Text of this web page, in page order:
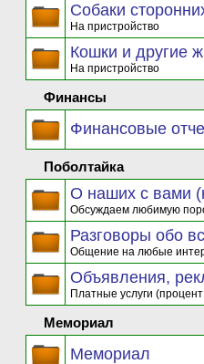
Собаки
На пристройство
Кошки и другие
На пристройство
Финансы
Финансовые
Поболтайка
О наших с вами
Обсуждаем любимую
Разговоры обо
Общение на любые
Объявления,
Платные услуги
Мемориал
Мемориал